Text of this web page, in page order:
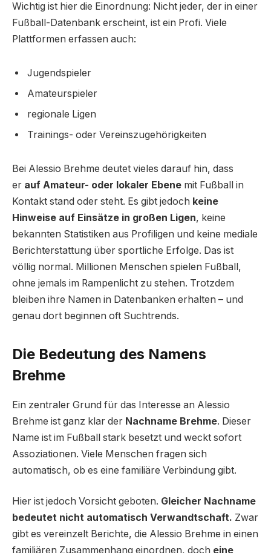
Wichtig ist hier die Einordnung: Nicht jeder, der in einer
Fußball-Datenbank erscheint, ist ein Profi. Viele
Plattformen erfassen auch:
Jugendspieler
Amateurspieler
regionale Ligen
Trainings- oder Vereinszugehörigkeiten
Bei Alessio Brehme deutet vieles darauf hin, dass
er auf Amateur- oder lokaler Ebene mit Fußball in
Kontakt stand oder steht. Es gibt jedoch keine
Hinweise auf Einsätze in großen Ligen, keine
bekannten Statistiken aus Profiligen und keine mediale
Berichterstattung über sportliche Erfolge. Das ist
völlig normal. Millionen Menschen spielen Fußball,
ohne jemals im Rampenlicht zu stehen. Trotzdem
bleiben ihre Namen in Datenbanken erhalten – und
genau dort beginnen oft Suchtrends.
Die Bedeutung des Namens
Brehme
Ein zentraler Grund für das Interesse an Alessio
Brehme ist ganz klar der Nachname Brehme. Dieser
Name ist im Fußball stark besetzt und weckt sofort
Assoziationen. Viele Menschen fragen sich
automatisch, ob es eine familiäre Verbindung gibt.
Hier ist jedoch Vorsicht geboten. Gleicher Nachname
bedeutet nicht automatisch Verwandtschaft. Zwar
gibt es vereinzelt Berichte, die Alessio Brehme in einen
familiären Zusammenhang einordnen, doch eine